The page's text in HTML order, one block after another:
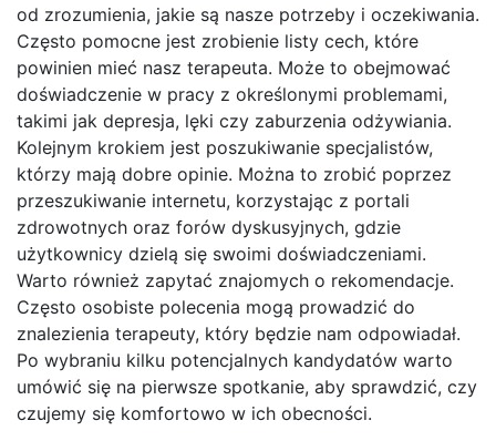
od zrozumienia, jakie są nasze potrzeby i oczekiwania.
Często pomocne jest zrobienie listy cech, które
powinien mieć nasz terapeuta. Może to obejmować
doświadczenie w pracy z określonymi problemami,
takimi jak depresja, lęki czy zaburzenia odżywiania.
Kolejnym krokiem jest poszukiwanie specjalistów,
którzy mają dobre opinie. Można to zrobić poprzez
przeszukiwanie internetu, korzystając z portali
zdrowotnych oraz forów dyskusyjnych, gdzie
użytkownicy dzielą się swoimi doświadczeniami.
Warto również zapytać znajomych o rekomendacje.
Często osobiste polecenia mogą prowadzić do
znalezienia terapeuty, który będzie nam odpowiadał.
Po wybraniu kilku potencjalnych kandydatów warto
umówić się na pierwsze spotkanie, aby sprawdzić, czy
czujemy się komfortowo w ich obecności.